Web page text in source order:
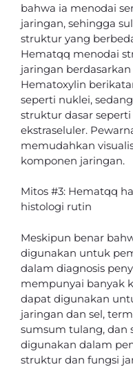
bahwa ia menodai
jaringan, sehingga
struktur yang
Hematqq menodai
jaringan
Hematoxylin
seperti nuklei,
struktur dasar
ekstraseluler.
memudahkan
komponen jaringan.
Mitos #3: Hematqq
histologi rutin
Meskipun benar
digunakan untuk
dalam diagnosis
mempunyai banyak
dapat digunakan
jaringan dan sel,
sumsum tulang, dan
digunakan dalam
struktur dan fungsi